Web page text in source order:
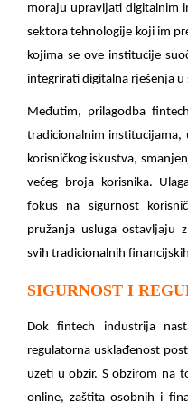
moraju upravljati digitalnim
sektora tehnologije koji im
kojima se ove institucije
integrirati digitalna rješenja
Međutim, prilagodba
tradicionalnim
korisničkog iskustva,
većeg broja korisnika.
fokus na sigurnost
pružanja usluga ostavljaju
svih tradicionalnih
SIGURNOST I
Dok fintech industrija
regulatorna usklađenost
uzeti u obzir. S obzirom na
online, zaštita osobnih i